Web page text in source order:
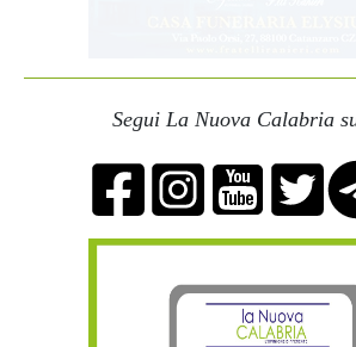
Segui La Nuova Calabria